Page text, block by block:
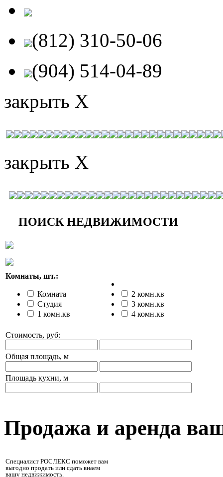
(812) 310-50-06
(904) 514-04-89
закрыть X
закрыть X
ПОИСК НЕДВИЖИМОСТИ
Комнаты, шт.:
Комната
Студия
1 комн.кв
2 комн.кв
3 комн.кв
4 комн.кв
Стоимость, руб:
Общая площадь, м
Площадь кухни, м
Продажа и аренда
Специалист РОСЛЕКС поможет вам
выгодно продать или сдать внаем
вашу недвижимость.